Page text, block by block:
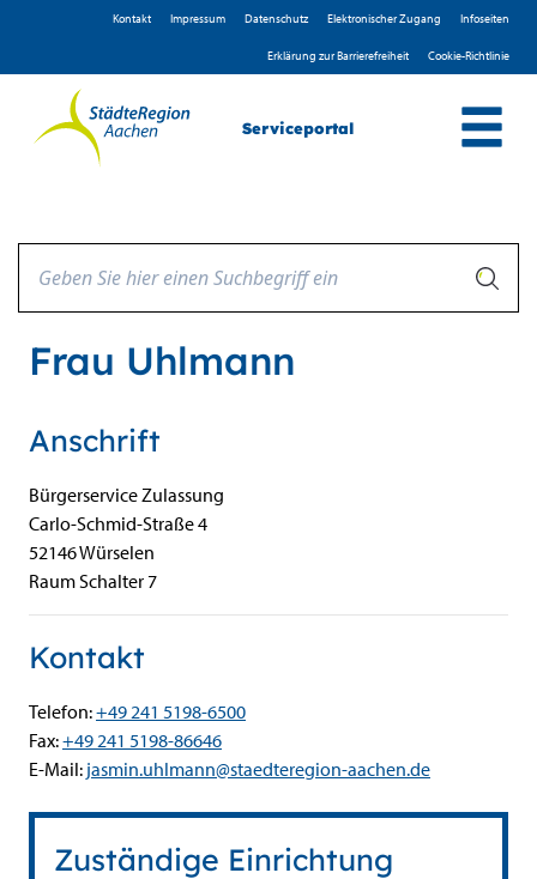
Zum Hauptinhalt springen
Zum Hauptinhalt
Kontakt Impressum D­atenschutz Elektronischer Zugang Infoseiten
Erklärung zur Barrierefreiheit Cookie-Richtlinie
Serviceportal
Frau Uhlmann
Anschrift
Bürgerservice Zulassung
Carlo-Schmid-Straße4
52146Würselen
Raum Schalter 7
Kontakt
Telefon:+49 241 5198-6500
Fax:+49 241 5198-86646
E-Mail: jasmin.uhlmann@staedteregion-aachen.de
Zuständige Einrichtung